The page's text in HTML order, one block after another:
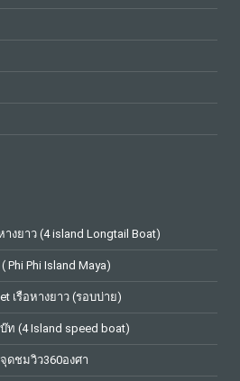
างยาว (4 island Longtail Boat)
Phi Phi Island Maya)
เรือหางยาว (รอบบ่าย)
ท (4 Island speed boat)
ดชมวิว360องศา